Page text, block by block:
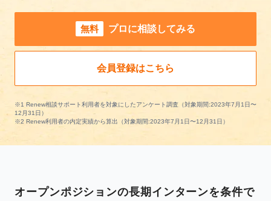
無料 プロに相談してみる
会員登録はこちら
※1 Renew相談サポート利用者を対象にしたアンケート調査（対象期間:2023年7月1日〜
12月31日）
※2 Renew利用者の内定実績から算出（対象期間:2023年7月1日〜12月31日）
オープンポジションの長期インターンを条件で